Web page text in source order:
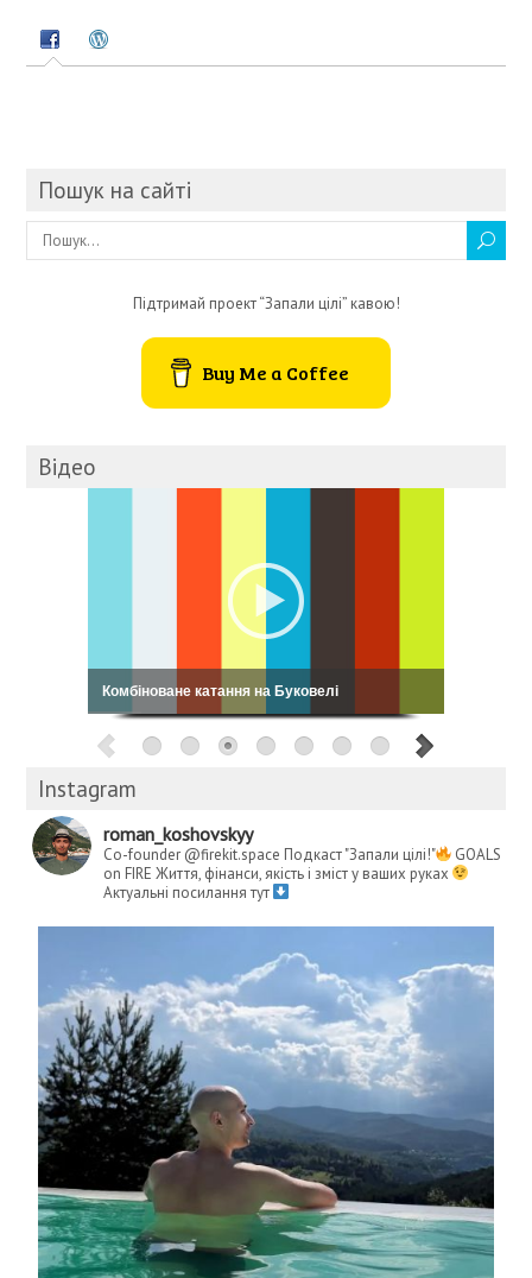
Пошук на сайті
Підтримай проект “Запали цілі” кавою!
Buy Me a Coffee
Відео
Кошовський: My Way
Instagram
roman_koshovskyy
Co-founder @firekit.space Подкаст "Запали цілі!"
GOALS
on FIRE Життя, фінанси, якість і зміст у ваших руках
Актуальні посилання тут